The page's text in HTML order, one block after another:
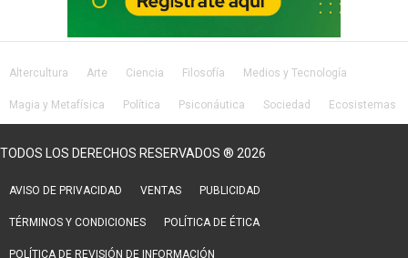
Altercultura Arte Ciencia Filosofía Medios y Tecnología
Magia y Metafísica Política Psiconáutica Sociedad Ecosistemas
TODOS LOS DERECHOS RESERVADOS ® 2026
AVISO DE PRIVACIDAD VENTAS PUBLICIDAD
TÉRMINOS Y CONDICIONES POLÍTICA DE ÉTICA
POLÍTICA DE REVISIÓN DE INFORMACIÓN